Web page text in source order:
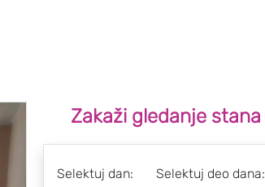
Zakaži gledanje stana
Selektuj dan: Selektuj deo dana: